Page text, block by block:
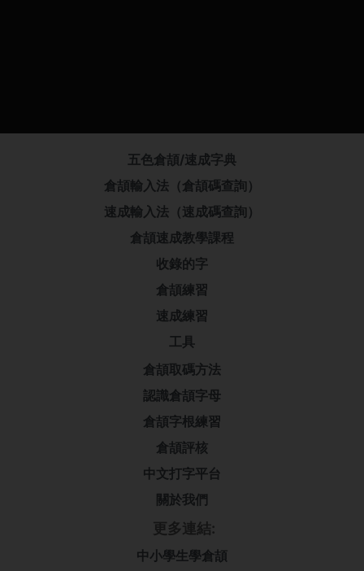
五色倉頡/速成字典
倉頡輸入法（倉頡碼查詢）
速成輸入法（速成碼查詢）
倉頡速成教學課程
收錄的字
倉頡練習
速成練習
工具
倉頡取碼方法
認識倉頡字母
倉頡字根練習
倉頡評核
中文打字平台
關於我們
更多連結:
中小學生學倉頡